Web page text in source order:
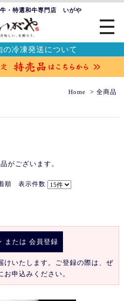
・特選和牛専門店 いがや
の冷凍発送について
Home 全商品
がございます。
順 表示件数
または 会員登録
けいたします。ご登録の際は、ぜ
申込みください。